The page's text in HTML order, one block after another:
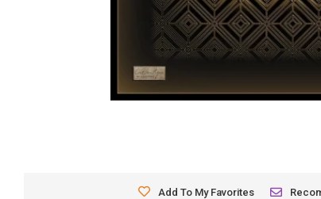
Add To My Favorites